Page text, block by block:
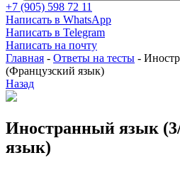
+7 (905) 598 72 11
Написать в WhatsApp
Написать в Telegram
Написать на почту
Главная - Ответы на тесты -
(Французский язык)
Назад
Иностранный язык
язык)